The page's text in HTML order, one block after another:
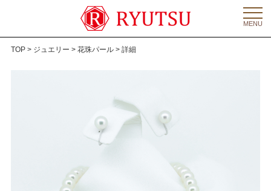
MENU
TOP> ジュエリー > 花珠パール> 詳細